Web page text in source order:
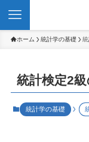
ホーム 統計学の基礎
統計検定2
統計学の基礎